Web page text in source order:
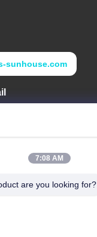
sunhouse.com
ville de Foshan
7:08 AM
are you looking for?